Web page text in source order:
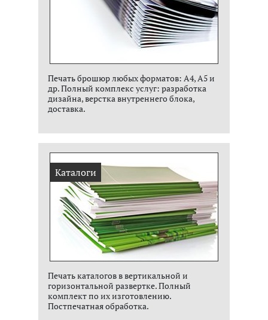
Печать брошюр любых форматов: А4, А5 и
др. Полный комплекс услуг: разработка
дизайна, верстка внутреннего блока,
доставка.
Каталоги
Печать каталогов в вертикальной и
горизонтальной развертке. Полный
комплект по их изготовлению.
Постпечатная обработка.